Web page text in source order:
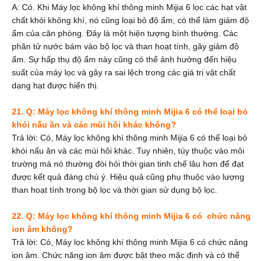
A: Có. Khi Máy lọc không khí thông minh Mijia 6 lọc các hạt vật
chất khỏi không khí, nó cũng loại bỏ độ ẩm, có thể làm giảm độ
ẩm của căn phòng. Đây là một hiện tượng bình thường. Các
phân tử nước bám vào bộ lọc và than hoạt tính, gây giảm độ
ẩm. Sự hấp thụ độ ẩm này cũng có thể ảnh hưởng đến hiệu
suất của máy lọc và gây ra sai lệch trong các giá trị vật chất
dạng hạt được hiển thị.
21. Q: Máy lọc không khí thông minh Mijia 6 có thể loại bỏ
khói nấu ăn và các mùi hôi khác không?
Trả lời: Có, Máy lọc không khí thông minh Mijia 6 có thể loại bỏ
khói nấu ăn và các mùi hôi khác. Tuy nhiên, tùy thuộc vào môi
trường mà nó thường đòi hỏi thời gian tinh chế lâu hơn để đạt
được kết quả đáng chú ý. Hiệu quả cũng phụ thuộc vào lượng
than hoạt tính trong bộ lọc và thời gian sử dụng bộ lọc.
22. Q: Máy lọc không khí thông minh Mijia 6 có chức năng
ion âm không?
Trả lời: Có, Máy lọc không khí thông minh Mijia 6 có chức năng
ion âm. Chức năng ion âm được bật theo mặc định và có thể